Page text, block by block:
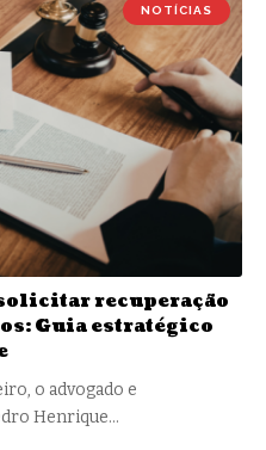
NOTÍCIAS
recuperação
Guia estratégico
o advogado e
Henrique…